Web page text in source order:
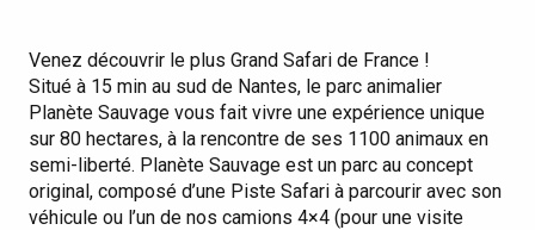
Venez découvrir le plus Grand Safari de France !
Situé à 15 min au sud de Nantes, le parc animalier
Planète Sauvage vous fait vivre une expérience unique
sur 80 hectares, à la rencontre de ses 1100 animaux en
semi-liberté. Planète Sauvage est un parc au concept
original, composé d’une Piste Safari à parcourir avec son
véhicule ou l’un de nos camions 4×4 (pour une visite